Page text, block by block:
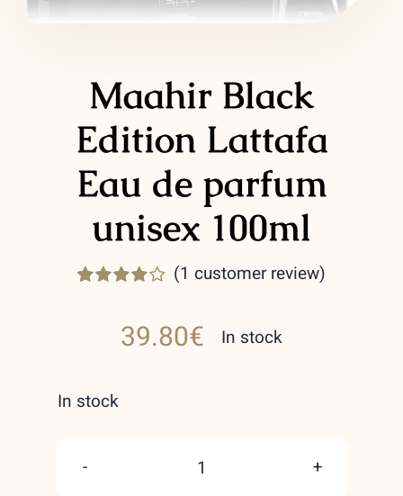
Maahir Black
Edition Lattafa
Eau de parfum
unisex 100ml
5 based on
customer
(1 customer review)
39.80€ In stock
In stock
Maahir